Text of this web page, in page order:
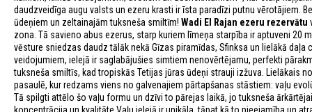
daudzveidīga augu valsts un ezeru krasti ir īsta paradīzi putnu vērotājiem.
ūdeņiem un zeltainajām tuksneša smiltīm! Wadi El Rajan ezeru rezervātu
zona. Tā savieno abus ezerus, starp kuriem līmeņa starpība ir aptuveni 20
vēsture sniedzas daudz tālāk nekā Gīzas piramīdas, Sfinksa un lielākā
veidojumiem, ielejā ir saglabājušies simtiem nenovērtējamu, perfekti
tuksneša smiltīs, kad tropiskās Tetijas jūras ūdeņi strauji izžuva. Lielākais
pasaulē, kur redzams viens no galvenajiem pārtapšanas stāstiem: vaļu
Tā spilgti attēlo šo vaļu formu un dzīvi to pārejas laikā, jo tuksneša